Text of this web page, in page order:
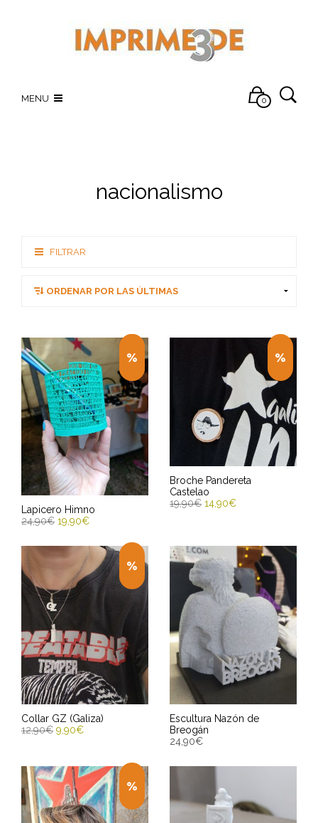
MENU 0
nacionalismo
FILTRAR
Lapicero Himno
24,90€ 19,90€
AÑADIR AL CARRITO
Entrega Estimada entre
13/08/2026 - 15/08/2026
Broche Pandereta
Castelao
19,90€ 14,90€
Entrega Estimada entre
13/08/2026 - 15/08/2026
Collar GZ (Galiza)
12,90€ 9,90€
Entrega Estimada entre
13/08/2026 - 15/08/2026
Escultura Nazón de
Breogán
24,90€
Entrega Estimada entre
13/08/2026 - 15/08/2026